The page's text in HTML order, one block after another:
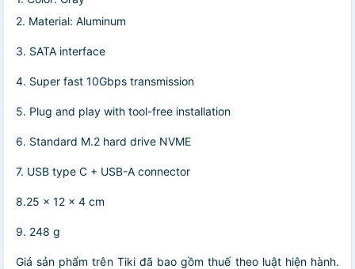
2. Material: Aluminum
3. SATA interface
4. Super fast 10Gbps transmission
5. Plug and play with tool-free installation
6. Standard M.2 hard drive NVME
7. USB type C + USB-A connector
8.25 x 12 x 4 cm
9. 248 g
Giá sản phẩm trên Tiki đã bao gồm thuế theo luật hiện hành.